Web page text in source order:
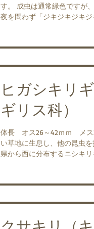
す。 成虫は通常緑色ですが、黄色のものもいます。 昼
夜を問わず「ジキジキジキジ
ヒガシキリ
ギリス科）
体長 オス26～42ｍｍ メス
い草地に生息し、他の昆虫
県から西に分布するニシキリ
すが、羽はニシキリギリス
ています。...